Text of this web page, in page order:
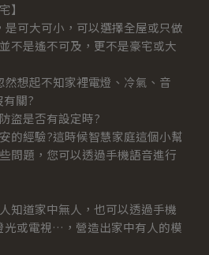
】
可大可小，可以選擇全屋或只做
不是遙不可及，更不是豪宅或大
想起不知家裡電燈、冷氣、音
關?
盜是否有設定時?
的經驗?這時候智慧家庭這個小幫
問題，您可以透過手機語音進行
知道家中無人，也可以透過手機
光或電視…，營造出家中有人的模